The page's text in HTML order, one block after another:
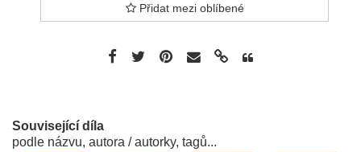
Přidat mezi oblíbené
Související díla
podle názvu, autora / autorky, tagů...